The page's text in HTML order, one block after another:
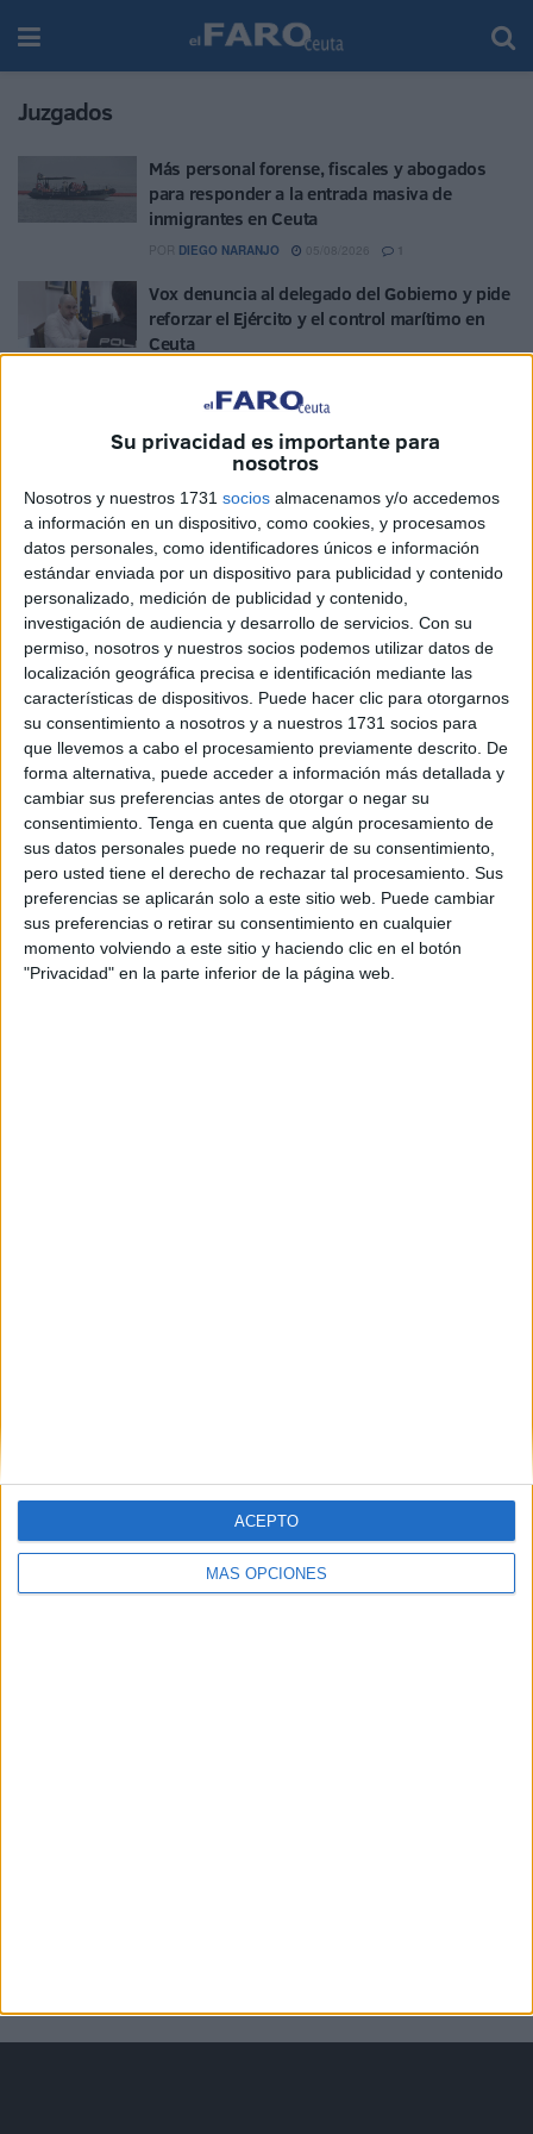
Su privacidad es importante para
nosotros
Nosotros y nuestros 1731 socios almacenamos y/o accedemos
a información en un dispositivo, como cookies, y procesamos
datos personales, como identificadores únicos e información
estándar enviada por un dispositivo para publicidad y contenido
personalizado, medición de publicidad y contenido,
investigación de audiencia y desarrollo de servicios. Con su
permiso, nosotros y nuestros socios podemos utilizar datos de
localización geográfica precisa e identificación mediante las
características de dispositivos. Puede hacer clic para otorgarnos
su consentimiento a nosotros y a nuestros 1731 socios para
que llevemos a cabo el procesamiento previamente descrito. De
forma alternativa, puede acceder a información más detallada y
cambiar sus preferencias antes de otorgar o negar su
consentimiento. Tenga en cuenta que algún procesamiento de
sus datos personales puede no requerir de su consentimiento,
pero usted tiene el derecho de rechazar tal procesamiento. Sus
preferencias se aplicarán solo a este sitio web. Puede cambiar
sus preferencias o retirar su consentimiento en cualquier
momento volviendo a este sitio y haciendo clic en el botón
"Privacidad" en la parte inferior de la página web.
MÁS OPCIONES
ACEPTO
Juzgados
Más personal forense, fiscales y abogados
para responder a la entrada masiva de
inmigrantes en Ceuta
DIEGO NARANJO 1
Vox denuncia al delegado del Gobierno y pide
reforzar el Ejército y el control marítimo en
Ceuta
"Cara de póker" ante el riesgo de denuncias
contra militares en la crisis de Ceuta
ISABEL JIMÉNEZ 05/08/2026
Multa a un restaurante del centro por no
recoger el mobiliario de la terraza
POR ISABEL JIMÉNEZ 05/08/2026 4
Las mafias que buscan hacer negocio en
Ceuta tras la entrada masiva
POR CARMEN ECHARRI 02/08/2026 7
El desesperado llamamiento de una madre
para evitar la cárcel a su hijo
POR BEATRIZ MARTÍNEZ 30/07/2026 7
España exigirá reparar móviles, televisores y
electrodomésticos fuera de garantía a partir
del 31 de julio
POR ISABEL JIMÉNEZ 29/07/2026 0
Así puedes librarte de ser el presidente de tu
comunidad de vecinos